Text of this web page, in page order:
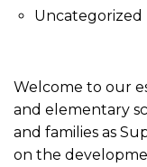
Uncategorized
Welcome to our
and elementary
and families as
on the